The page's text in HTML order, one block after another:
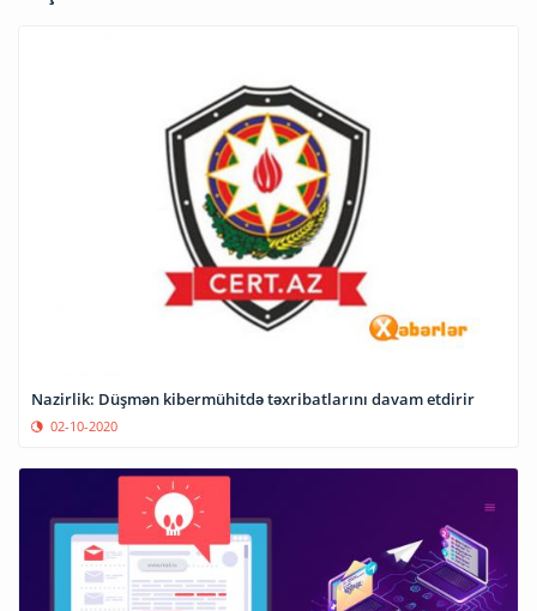
Nazirlik: Düşmən kibermühitdə təxribatlarını davam etdirir
02-10-2020